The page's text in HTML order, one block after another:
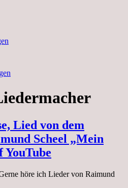
Lied von dem
Scheel „Mein
YouTube
höre ich Lieder von Raimund